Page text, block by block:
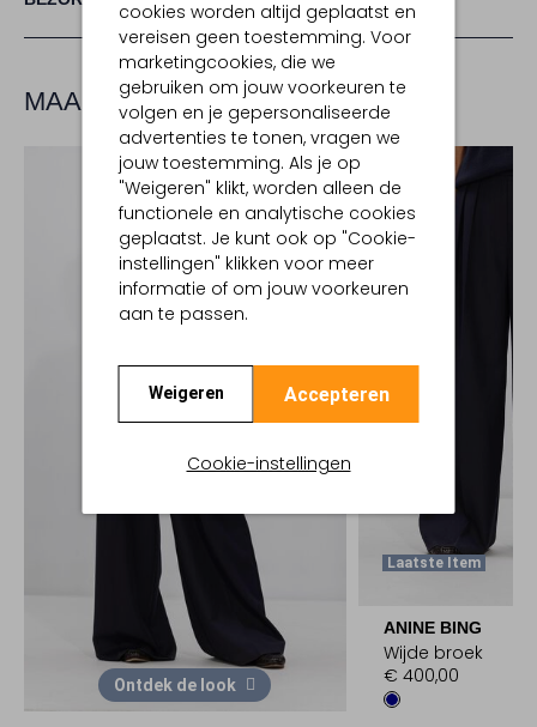
cookies worden altijd geplaatst en
vereisen geen toestemming. Voor
marketingcookies, die we
gebruiken om jouw voorkeuren te
volgen en je gepersonaliseerde
advertenties te tonen, vragen we
jouw toestemming. Als je op
"Weigeren" klikt, worden alleen de
functionele en analytische cookies
geplaatst. Je kunt ook op "Cookie-
instellingen" klikken voor meer
informatie of om jouw voorkeuren
aan te passen.
Weigeren Accepteren
Cookie-instellingen
MAAK JE LOOK COMPLEET
Ontdek de look
Laatste Item
ANINE BING
Wijde broek
€ 400,00